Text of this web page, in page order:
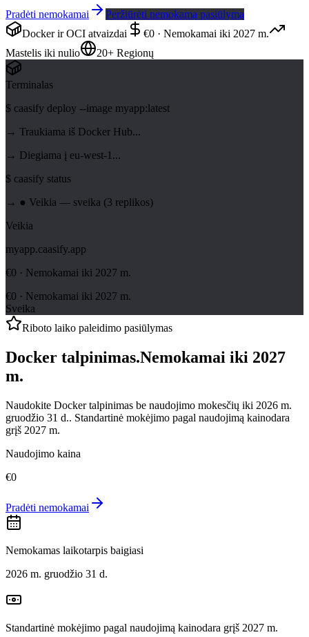
Pradėti nemokamai
Peržiūrėti nemokamą pasiūlymą
Docker ir OCI atvaizdai
€0 · Nemokamai iki 2027 m.
Mastelis iki nulio
20+ Regionų
Terminalas
$ caasify deploy --image myapp:latest
→ Traukiama iš Docker Hub...
→ Diegiama į eu-west-1...
$ caasify status
→ ● Veikia — sveika (3 replikos)
Veikia
myapp.caasify.app
€0 · Nemokamai iki 2027 m.
€0 · Nemokamai iki 2027 m.
Sveika
Riboto laiko paleidimo pasiūlymas
Docker talpinimas.Nemokamai iki 2027
m.
Naudokite Docker talpinimas be naudojimo mokesčių iki 2026 m.
gruodžio 31 d.. Standartinė mokėjimo pagal naudojimą kainodara
grįš 2027 m.
Naudojimo kaina
€0
Pradėti nemokamai
Nemokamas laikotarpis baigiasi
2026 m. gruodžio 31 d.
Standartinė mokėjimo pagal naudojimą kainodara grįš 2027 m.